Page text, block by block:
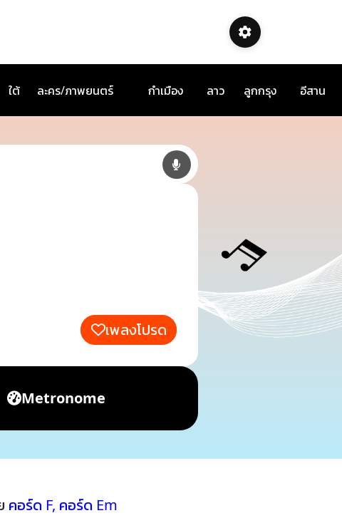
ใต้ ละคร/ภาพยนตร์ กำเมือง ลาว ลูกกรุง อีสาน
เพลงโปรด
Metronome
คอร์ด F, คอร์ด Em